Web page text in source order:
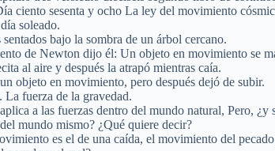
ciento sesenta y ocho La ley del movimiento
soleado.
bajo la sombra de un árbol cercano.
de Newton dijo él: Un objeto en movimiento se
al aire y después la atrapó mientras caía.
objeto en movimiento, pero después dejó de subir.
fuerza de la gravedad.
a las fuerzas dentro del mundo natural, Pero, ¿y
mundo mismo? ¿Qué quiere decir?
es el de una caída, el movimiento del